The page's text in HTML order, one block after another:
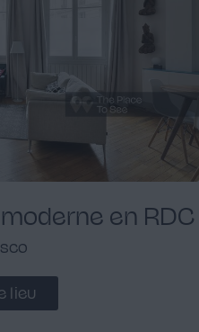
en RDC
lieu